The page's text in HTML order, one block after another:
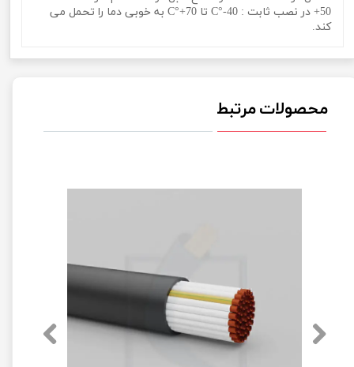
+50 در نصب ثابت : C°-40 تا C°+70 به خوبی دما را تحمل می
کند.
محصولات مرتبط